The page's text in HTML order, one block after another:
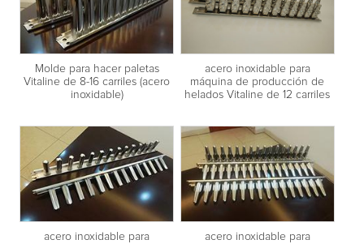
Molde para hacer paletas
Vitaline de 8-16 carriles (acero
inoxidable)
acero inoxidable para
máquina de producción de
helados Vitaline de 12 carriles
acero inoxidable para acero inoxidable para